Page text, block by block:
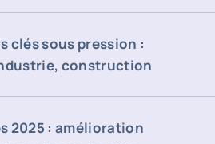
clés sous pression :
construction
2025 : amélioration